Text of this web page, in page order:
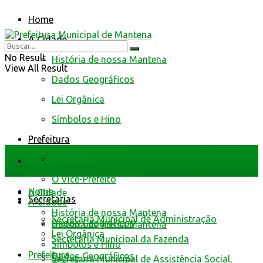
Home
A Cidade
História de nossa Mantena
Dados Geográficos
Lei Orgânica
Símbolos e Hino
Prefeitura
O Vice-Prefeito
Secretarias
Secretaria Municipal de Administração
Secretaria Municipal da Fazenda
Secretaria Municipal de Assistência Social,
No Result
View All Result
Home
A Cidade
História de nossa Mantena
Dados Geográficos
Home
A Cidade
História de nossa Mantena
Dados Geográficos
Lei Orgânica
Símbolos e Hino
Prefeitura